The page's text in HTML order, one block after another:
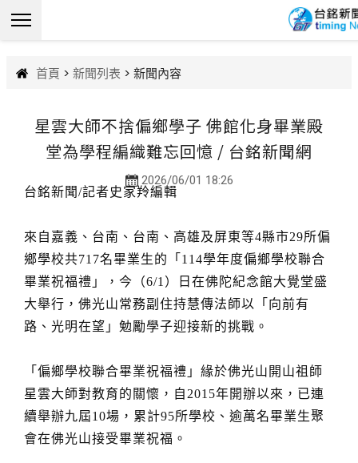
首頁 > 新聞列表 > 新聞內容
星雲大師不捨偏鄉學子 佛館化身畢業殿
堂為學程編織難忘回憶 / 台銘新聞網
2026/06/01 18:26
台銘新聞/記者史家羚編輯
來自嘉義、台南、台南、高雄及屏東等4縣市29所偏
鄉學校共717名畢業生的「114學年度偏鄉學校聯合
畢業祝福禮」，今（6/1）日在佛陀紀念館大覺堂盛
大舉行，佛光山常務副住持慧傳法師以「向前有
路、光明在望」勉勵學子迎接新的挑戰。
「偏鄉學校聯合畢業祝福禮」緣於佛光山開山祖師
星雲大師對教育的關懷，自2015年開辦以來，已連
續舉辦九屆10場，累計95所學校、逾萬名畢業生聚
會在佛光山接受畢業祝福。